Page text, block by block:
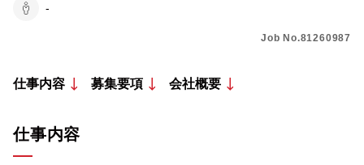
-
Job No.81260987
仕事内容 募集要項 会社概要
仕事内容